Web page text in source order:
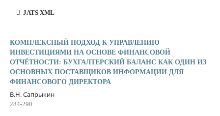
JATS XML
КОМПЛЕКСНЫЙ ПОДХОД К УПРАВЛЕНИЮ
ИНВЕСТИЦИЯМИ НА ОСНОВЕ ФИНАНСОВОЙ
ОТЧЁТНОСТИ: БУХГАЛТЕРСКИЙ БАЛАНС КАК ОДИН ИЗ
ОСНОВНЫХ ПОСТАВЩИКОВ ИНФОРМАЦИИ ДЛЯ
ФИНАНСОВОГО ДИРЕКТОРА
В.Н. Сапрыкин
284-290